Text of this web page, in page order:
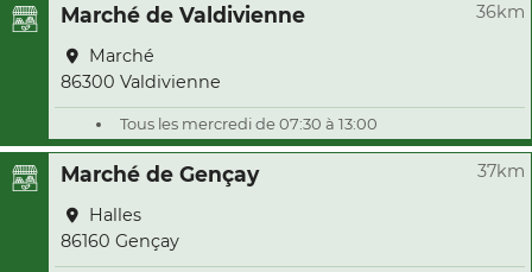
Marché de Valdivienne 36km
Marché
86300 Valdivienne
Tous les mercredi de 07:30 à 13:00
Marché de Gençay 37km
Halles
86160 Gençay